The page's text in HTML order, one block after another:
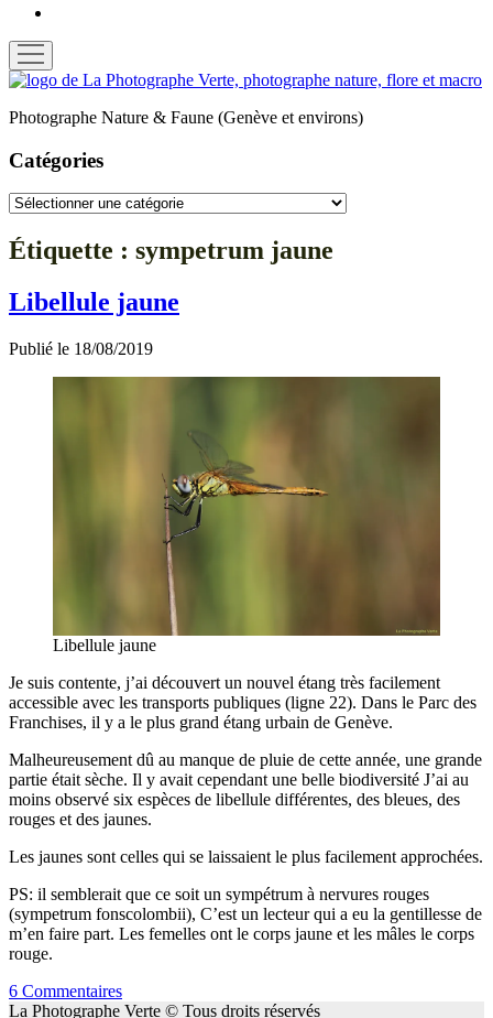
ouvrir
menu
La
Verte
Photographe Nature & Faune (Genève et environs)
Catégories
Catégories
Étiquette : sympetrum jaune
Libellule jaune
Publié le 18/08/2019
Libellule jaune
Je suis contente, j’ai découvert un nouvel étang très facilement
accessible avec les transports publiques (ligne 22). Dans le Parc des
Franchises, il y a le plus grand étang urbain de Genève.
Malheureusement dû au manque de pluie de cette année, une grande
partie était sèche. Il y avait cependant une belle biodiversité J’ai au
moins observé six espèces de libellule différentes, des bleues, des
rouges et des jaunes.
Les jaunes sont celles qui se laissaient le plus facilement approchées.
PS: il semblerait que ce soit un sympétrum à nervures rouges
(sympetrum fonscolombii), C’est un lecteur qui a eu la gentillesse de
m’en faire part. Les femelles ont le corps jaune et les mâles le corps
rouge.
6 Commentaires
La Photographe Verte © Tous droits réservés